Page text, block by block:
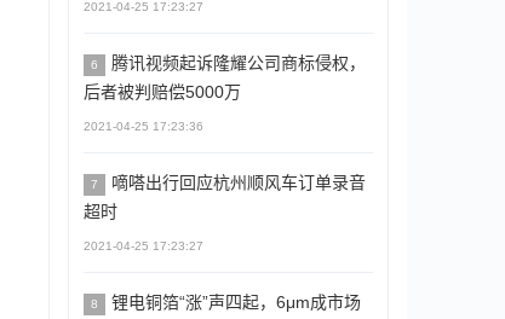
2021-04-25 17:23:27
6
腾讯视频起诉隆耀公司商标侵权，
后者被判赔偿5000万
2021-04-25 17:23:36
7
嘀嗒出行回应杭州顺风车订单录音
超时
2021-04-25 17:23:27
8
锂电铜箔“涨”声四起，6μm成市场